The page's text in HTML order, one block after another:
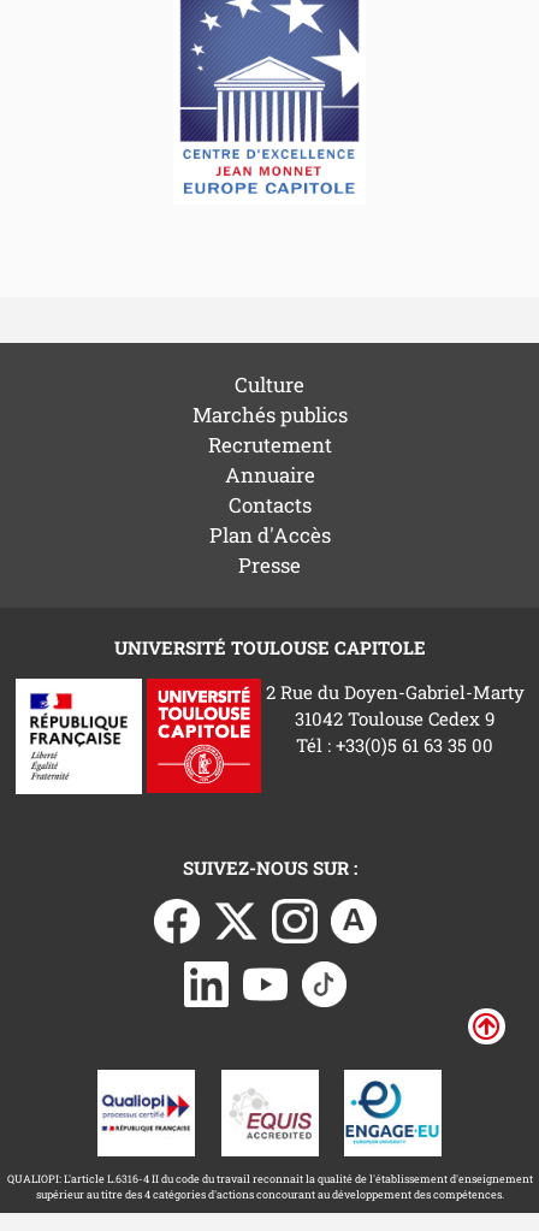
Culture
Marchés publics
Recrutement
Annuaire
Contacts
Plan d'Accès
Presse
UNIVERSITÉ TOULOUSE CAPITOLE
2 Rue du Doyen-Gabriel-Marty
31042 Toulouse Cedex 9
Tél : +33(0)5 61 63 35 00
SUIVEZ-NOUS SUR :
QUALIOPI: L'article L.6316-4 II du code du travail reconnait la qualité de l'établissement d'enseignement
supérieur au titre des 4 catégories d'actions concourant au développement des compétences.